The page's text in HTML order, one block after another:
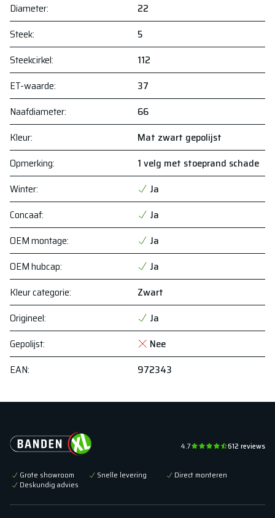
Diameter:
22
Steek:
5
Steekcirkel:
112
ET-waarde:
37
Naafdiameter:
66
Kleur:
Mat zwart gepolijst
Opmerking:
1 velg met stoeprand schade
Winter:
Ja
Concaaf:
Ja
OEM montage:
Ja
OEM hubcap:
Ja
Kleur categorie:
Zwart
Origineel:
Ja
Gepolijst:
Nee
EAN: 972343
4.7 612 reviews
Grote showroom Snelle levering
Direct monteren
Deskundig advies